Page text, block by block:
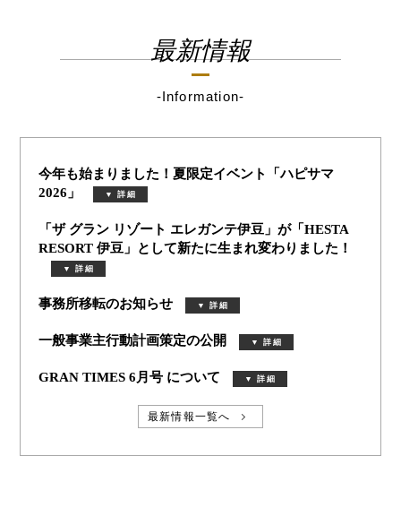
最新情報
-Information-
今年も始まりました！夏限定イベント「ハピサマ
2026」
「ザ グラン リゾート エレガンテ伊豆」が「HESTA
RESORT 伊豆」として新たに生まれ変わりました！
事務所移転のお知らせ
一般事業主行動計画策定の公開
GRAN TIMES 6月号 について
最新情報一覧へ